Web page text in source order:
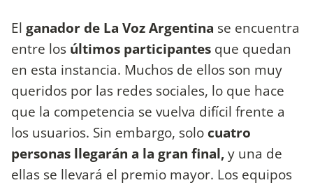
El ganador de La Voz Argentina se encuentra
entre los últimos participantes que quedan
en esta instancia. Muchos de ellos son muy
queridos por las redes sociales, lo que hace
que la competencia se vuelva difícil frente a
los usuarios. Sin embargo, solo cuatro
personas llegarán a la gran final,y una de
ellas se llevará el premio mayor. Los equipos